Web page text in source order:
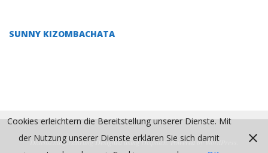
SUNNY KIZOMBACHATA
DatenschutzerklärungDesigned usingDispatch . Powered byWordPress
Cookies erleichtern die Bereitstellung unserer Dienste. Mit
der Nutzung unserer Dienste erklären Sie sich damit